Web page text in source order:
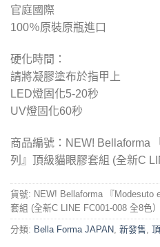
官庭國際
100％原裝原瓶進口
硬化時間：
請將凝膠塗布於指甲上
LED燈固化5-20秒
UV燈固化60秒
商品編號：NEW! Bellaforma
列』頂級貓眼膠套組 (全新C
貨號: NEW! Bellaforma 『Modesuto
套組 (全新C LINE FC001-008 全8色）
分類: Bella Forma JAPAN 新發售